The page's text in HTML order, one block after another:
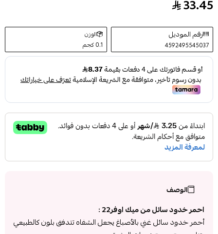
احمر خدود سائل من ميك اوفر22 - LB003
33.45
رقم الموديل
4592495545037
الوزن
0.1 كجم
الوصف
احمر خدود سائل من ميك اوفر22 :
أحمر خدود سائل غني بالأصباغ يجعل الشفاه تتدفق بلون كالطبيعي